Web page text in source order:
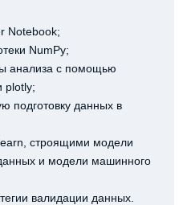
Notebook;
NumPy;
анализа с помощью
plotly;
подготовку данных в
строящими модели
и модели машинного
валидации данных.